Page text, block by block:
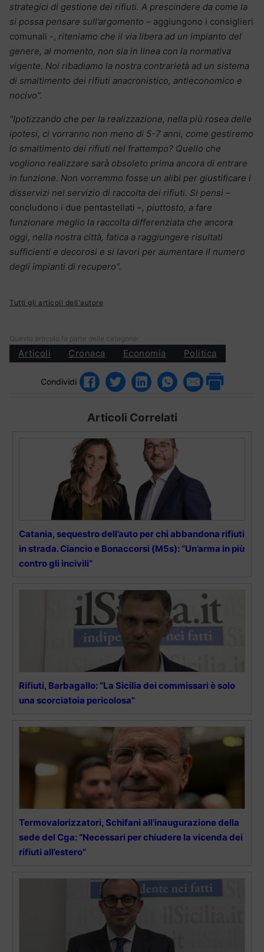
strategici di gestione dei rifiuti. A prescindere da come la
si possa pensare sull’argomento – aggiungono i consiglieri
comunali -, riteniamo che il via libera ad un impianto del
genere, al momento, non sia in linea con la normativa
vigente. Noi ribadiamo la nostra contrarietà ad un sistema
di smaltimento dei rifiuti anacronistico, antieconomico e
nocivo”.
“Ipotizzando che per la realizzazione, nella più rosea delle
ipotesi, ci vorranno non meno di 5-7 anni, come gestiremo
lo smaltimento dei rifiuti nel frattempo? Quello che
vogliono realizzare sarà obsoleto prima ancora di entrare
in funzione. Non vorremmo fosse un alibi per giustificare i
disservizi nel servizio di raccolta dei rifiuti. Si pensi –
concludono i due pentastellati –, piuttosto, a fare
funzionare meglio la raccolta differenziata che ancora
oggi, nella nostra città, fatica a raggiungere risultati
sufficienti e decorosi e si lavori per aumentare il numero
degli impianti di recupero”.
Tutti gli articoli dell'autore
Questo articolo fa parte delle categorie:
Articoli Cronaca Economia Politica
Condividi
Articoli Correlati
Catania, sequestro dell’auto per chi abbandona rifiuti
in strada. Ciancio e Bonaccorsi (M5s): “Un’arma in più
contro gli incivili”
Rifiuti, Barbagallo: “La Sicilia dei commissari è solo
una scorciatoia pericolosa”
Termovalorizzatori, Schifani all’inaugurazione della
sede del Cga: “Necessari per chiudere la vicenda dei
rifiuti all’estero”